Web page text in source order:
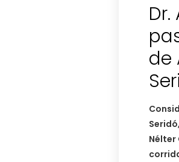
de
Nélter